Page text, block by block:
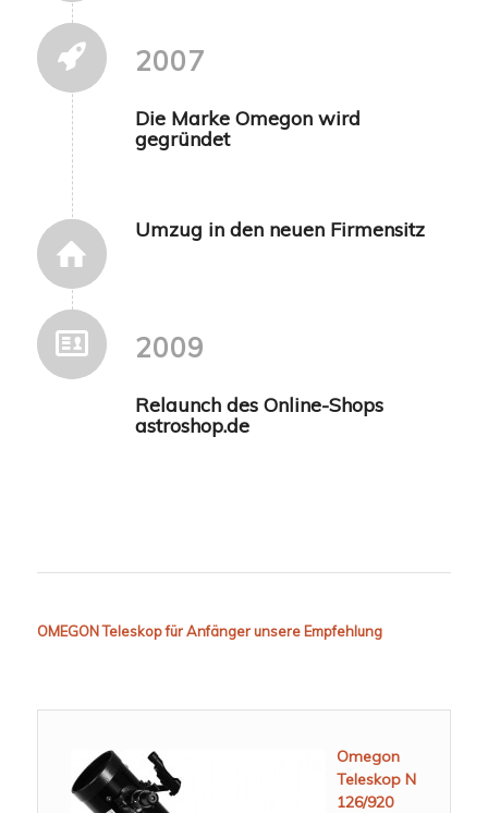
2007
Die Marke Omegon wird
gegründet
Umzug in den neuen Firmensitz
2009
Relaunch des Online-Shops
astroshop.de
OMEGON Teleskop für Anfänger unsere Empfehlung
Omegon
Teleskop N
126/920